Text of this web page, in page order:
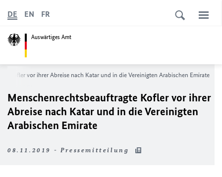
Auswärtiges Amt
DE EN FR
Kofler vor ihrer Abreise nach Katar und in die Vereinigten Arabischen Emirate
Menschenrechtsbeauftragte Kofler vor ihrer
Abreise nach Katar und in die Vereinigten
Arabischen Emirate
08.11.2019 - Pressemitteilung